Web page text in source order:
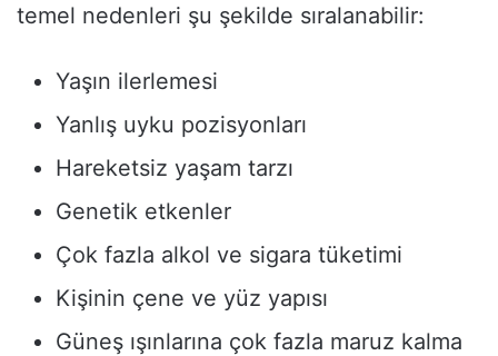
temel nedenleri şu şekilde sıralanabilir:
Yaşın ilerlemesi
Yanlış uyku pozisyonları
Hareketsiz yaşam tarzı
Genetik etkenler
Çok fazla alkol ve sigara tüketimi
Kişinin çene ve yüz yapısı
Güneş ışınlarına çok fazla maruz kalma